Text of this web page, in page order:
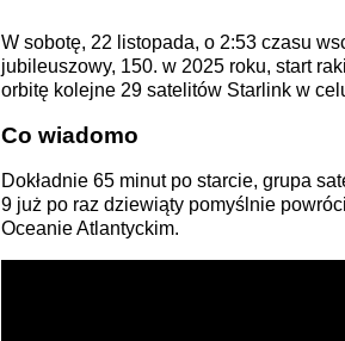
W sobotę, 22 listopada, o 2:53 czasu
jubileuszowy, 150. w 2025 roku, start
orbitę kolejne 29 satelitów Starlink w
Co wiadomo
Dokładnie 65 minut po starcie, grupa
9 już po raz dziewiąty pomyślnie
Oceanie Atlantyckim.